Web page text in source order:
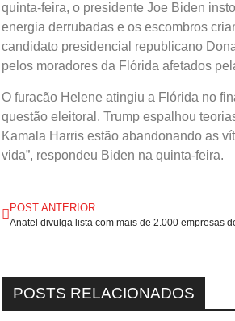
quinta-feira, o presidente Joe Biden
energia derrubadas e os escombros
candidato presidencial republicano
pelos moradores da Flórida afetados
O furacão Helene atingiu a Flórida no
questão eleitoral. Trump espalhou
Kamala Harris estão abandonando as
vida”, respondeu Biden na quinta-feira.
POST ANTERIOR
POSTS RELACIONADOS